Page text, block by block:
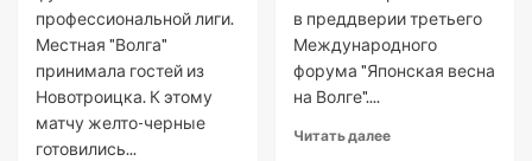
профессиональной лиги.
Местная "Волга"
принимала гостей из
Новотроицка. К этому
матчу желто-черные
готовились...
в преддверии третьего
Международного
форума "Японская весна
на Волге"....
Читать далее